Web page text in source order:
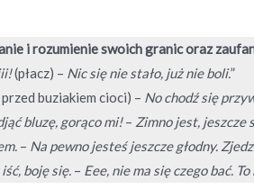
i rozumienie swoich granic oraz
(płacz) – Nic się nie stało, już nie boli.”
buziakiem cioci) – No chodź się
bluzę, gorąco mi!– Zimno jest, jeszcze
– Na pewno jesteś jeszcze głodny.
boję się. – Eee, nie ma się czego bać.